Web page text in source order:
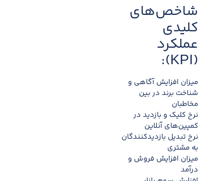
شاخص‌های
کلیدی
عملکرد
(KPI):
میزان افزایش آگاهی و
شناخت برند در بین
مخاطبان
نرخ کلیک و بازدید در
کمپین‌های آنلاین
نرخ تبدیل بازدیدکنندگان
به مشتری
میزان افزایش فروش و
درآمد